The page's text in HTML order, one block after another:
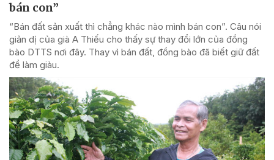
bán con”
“Bán đất sản xuất thì chẳng khác nào mình bán con”. Câu nói
giản dị của già A Thiếu cho thấy sự thay đổi lớn của đồng
bào DTTS nơi đây. Thay vì bán đất, đồng bào đã biết giữ đất
để làm giàu.